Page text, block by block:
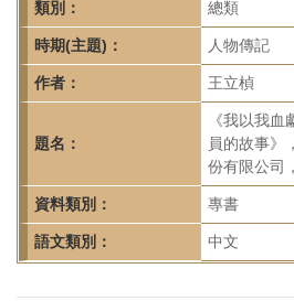
灣
史
研
究
所-
首
頁
類別： 總類
時期(主題)： 人物傳記
作者： 王立楨
題名：
《我以我
員的故事》
份有限公司
資料類別： 專書
語文類別： 中文